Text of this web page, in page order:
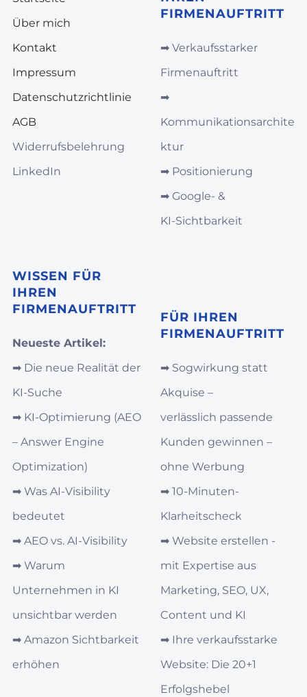
Über mich
Kontakt
Impressum
Datenschutzrichtlinie
AGB
Widerrufsbelehrung
LinkedIn
WISSEN FÜR
IHREN
FIRMENAUFTRITT
Neueste Artikel:
➡︎ Die neue Realität der
KI-Suche
➡︎ KI‑Optimierung (AEO
– Answer Engine
Optimization)
➡︎ Was AI‑Visibility
bedeutet
➡︎ AEO vs. AI‑Visibility
➡︎ Warum
Unternehmen in KI
unsichtbar werden
➡︎ Amazon Sichtbarkeit
erhöhen
FIRMENAUFTRITT
➡︎ Verkaufsstarker
Firmenauftritt
➡︎
Kommunikationsarchite
ktur
➡︎ Positionierung
➡︎ Google‑ &
KI‑Sichtbarkeit
FÜR IHREN
FIRMENAUFTRITT
➡︎ Sogwirkung statt
Akquise –
verlässlich passende
Kunden gewinnen –
ohne Werbung
➡︎ 10-Minuten-
Klarheitscheck
➡︎ Website erstellen -
mit Expertise aus
Marketing, SEO, UX,
Content und KI
➡︎ Ihre verkaufsstarke
Website: Die 20+1
Erfolgshebel